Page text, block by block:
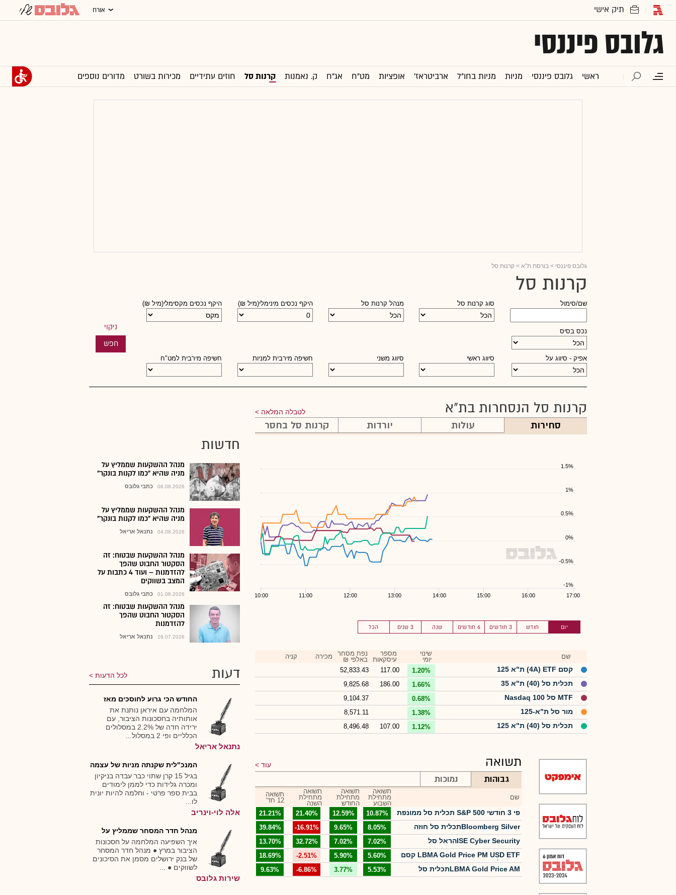
אורח
גלובס פיננסי
ראשי גלובס פיננסי מניות מניות בחו"ל ארביטראז' אופציות מט"ח אג"ח ק. נאמנות קרנות סל חוזים עתידיים מכירות בשורט מדורים נוספים
גלובס פיננסי > בורסת ת"א > קרנות סל
קרנות סל
שם/סימול סוג קרנות סל מנהל קרנות סל היקף נכסים מינימלי(מיל ₪) היקף נכסים מקסימלי(מיל ₪)
נכס בסיס
אפיק - סיווג על סיווג ראשי סיווג משני חשיפה מירבית למניות חשיפה מירבית למט"ח
קרנות סל הנסחרות בת"א לטבלה המלאה
סחירות עולות יורדות קרנות סל בחסר
10:00 11:00 12:00 13:00 14:00 15:00 16:00 17:00
-1%
-0.5%
0%
0.5%
1%
1.5%
יום חודש 3 חודשים 6 חודשים שנה 3 שנים הכל
שם
שינוי
יומי
מספר
עיסקאות
נפח מסחר
באלפי ₪
מכירה קניה
קסם 4A) ETF) ת"א 125 1.20%
117.00
52,833.43
תכלית סל (40) ת"א 35 1.66%
186.00
9,825.68
MTF סל Nasdaq 100 0.68%
9,104.37
מור סל ת"א-125 1.38%
8,571.11
תכלית סל (40) ת"א 125 1.12%
107.00
8,496.48
תשואה עוד
גבוהות נמוכות
שם
תשואה
מתחילת
השבוע
תשואה
מתחילת
החודש
תשואה
מתחילת
השנה
תשואה
12 חד'
תכלית סל ממונפת S&P 500 פי 3 חודשי 10.87%
12.59%
21.40%
21.21%
תכלית סל חוזה ‏Bloomberg Silver 8.05%
9.65%
-16.91%
39.84%
הראל סל ‏ISE Cyber Security 7.02%
7.02%
32.72%
13.70%
קסם LBMA Gold Price PM USD ETF
מנוטרלת מט"ח
5.60%
5.90%
-2.51%
18.69%
תכלית סל ‏‏‏LBMA Gold Price AM 5.53%
3.77%
-6.86%
9.63%
חדשות
מנהל ההשקעות שממליץ על
מניה שהיא "כמו לקנות בונקר"
08.08.2026 כתבי גלובס
מנהל ההשקעות שממליץ על
מניה שהיא "כמו לקנות בונקר"
04.08.2026 נתנאל אריאל
מנהל ההשקעות שבטוח: זה
הסקטור החבוט שהפך
להזדמנות – ועוד 4 כתבות על
המצב בשווקים
01.08.2026 כתבי גלובס
מנהל ההשקעות שבטוח: זה
הסקטור החבוט שהפך
להזדמנות
28.07.2026 נתנאל אריאל
דעות לכל הדעות
החודש הכי גרוע לחוסכים מאז
אוקטובר 2023: איזה מסלול הפס...
המלחמה עם איראן נותנת את
אותותיה בחסכונות הציבור, עם
ירידה חדה של 2.2% במסלולים
הכלליים ופי 2 במסלול...
נתנאל אריאל
המנכ"לית שקנתה מניות של עצמה
ב-6 מיליון שקל: "הבנות שלי...
בגיל 15 קרן שתוי כבר עבדה בניקיון
ומכרה גלידות כדי לממן לימודים
בבית ספר פרטי - וחלמה להיות יונית
לו...
אלה לוי-וינריב
מנהל חדר המסחר שממליץ על
שתי מניות שיעלו "דרמטית" –
ועו...
איך השפיעה המלחמה על חסכונות
הציבור במרץ ● מנהל חדר המסחר
של בנק ירושלים מסמן את הסיכונים
לשווקים ● ...
שירות גלובס